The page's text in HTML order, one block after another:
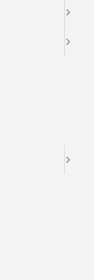
des
RP eingesetzt.